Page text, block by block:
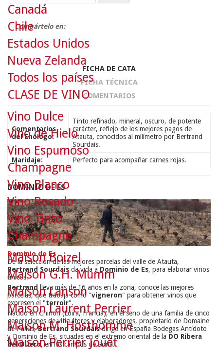
Compártelo en:
FICHA DE CATA
FICHA TÉCNICA
COMENTARIOS
Comentarios
del Enólogo:
Tinto refinado, mineral, oscuro, de potente
carácter, reflejo de los mejores pagos de
Atauta, conocidos al milímetro por Bertrand
Sourdais.
Maridaje:
Perfecto para acompañar carnes rojas.
DOMINIO DE ES
Dominio de Es
De la selección de las mejores parcelas del valle de Atauta,
Bertrand Sourdais da vida a Dominio de Es, para elaborar vinos
únicos.
Bertrand lleva más de 16 años en la zona, conoce las mejores
parcelas, que trabaja como "vigneron" para obtener vinos que
expresen el "terroir".
Nacido en Chinon (Loira, Francia), en el seno de una familia de cinco
generaciones de viticultores y elaboradores, propietario de Domaine
de Pallus,Bertrand Sourdaisdirige en España Bodegas Antídoto
y Dominio de Es, situadas en el extremo oriental de la DO Ribera
del Duero, en los campos de Soria.
Canadá
Chile
Estados Unidos
Nueva Zelanda
Todos los países
CLASE DE VINO
Vino Dulce
Vino de Hielo
Vino Espumoso
Champagne
Vino Blanco
Vino Rosado
Vino Tinto
Champagne
Maison Boizel
Maison G.H. Mumm
Maison Lanson
Maison Laurent Perrier
Maison M. Hosthomme
Maison Perrier Jouët